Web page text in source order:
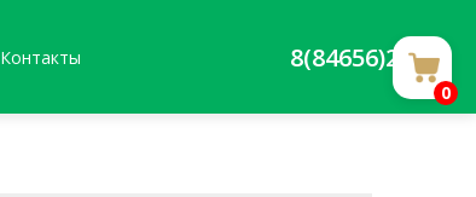
Контакты 8(84656)20588
0